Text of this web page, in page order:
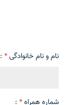
نام و نام خانوادگی*
:
شماره همراه*
: